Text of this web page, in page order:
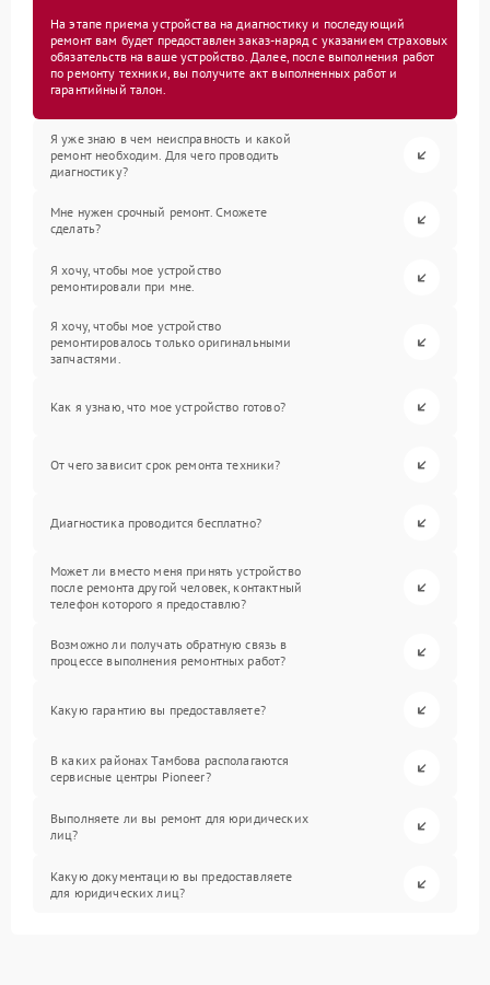
На этапе приема устройства на диагностику и последующий
ремонт вам будет предоставлен заказ-наряд с указанием страховых
обязательств на ваше устройство. Далее, после выполнения работ
по ремонту техники, вы получите акт выполненных работ и
гарантийный талон.
Я уже знаю в чем неисправность и какой
ремонт необходим. Для чего проводить
диагностику?
Мне нужен срочный ремонт. Сможете
сделать?
Я хочу, чтобы мое устройство
ремонтировали при мне.
Я хочу, чтобы мое устройство
ремонтировалось только оригинальными
запчастями.
Как я узнаю, что мое устройство готово?
От чего зависит срок ремонта техники?
Диагностика проводится бесплатно?
Может ли вместо меня принять устройство
после ремонта другой человек, контактный
телефон которого я предоставлю?
Возможно ли получать обратную связь в
процессе выполнения ремонтных работ?
Какую гарантию вы предоставляете?
В каких районах Тамбова располагаются
сервисные центры Pioneer?
Выполняете ли вы ремонт для юридических
лиц?
Какую документацию вы предоставляете
для юридических лиц?